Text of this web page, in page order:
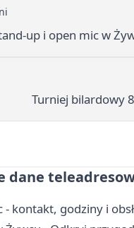
up i open mic w
Turniej bilardowy
dane
- kontakt, godziny i